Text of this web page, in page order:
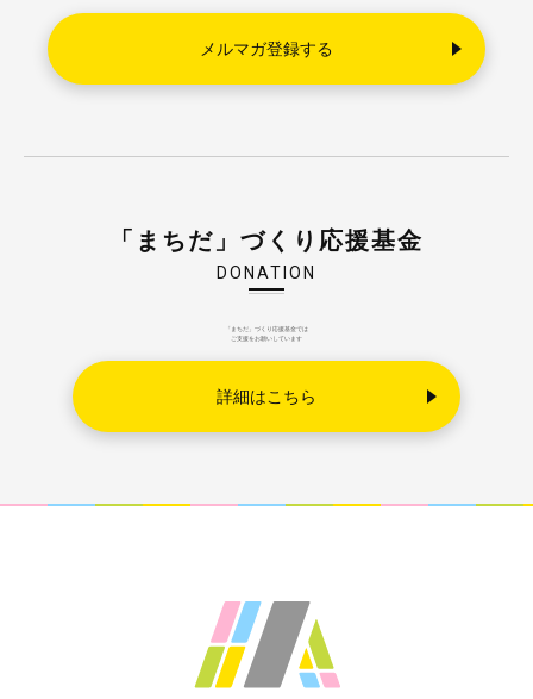
「まちだ」づくり応援基金
DONATION
「まちだ」づくり応援基金では
ご支援をお願いしています
詳細はこちら